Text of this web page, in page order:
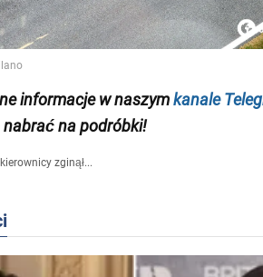
informacje w naszymkanale
nabrać na podróbki!
zginął...